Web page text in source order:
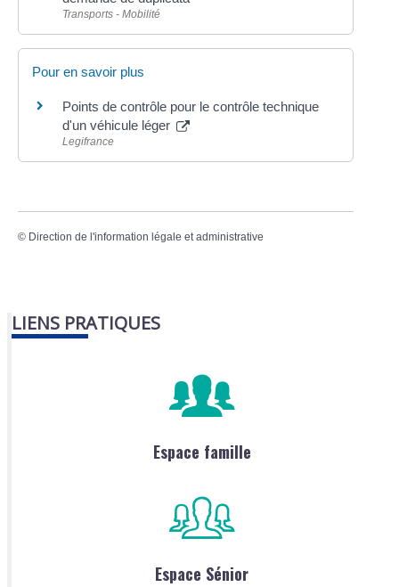
Transports - Mobilité
Pour en savoir plus
Points de contrôle pour le contrôle technique
d'un véhicule léger
Legifrance
© Direction de l'information légale et administrative
LIENS PRATIQUES
Espace famille
Espace Sénior